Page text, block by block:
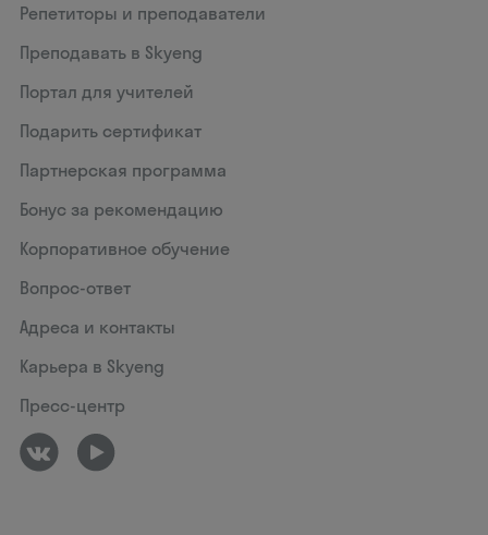
Репетиторы и преподаватели
Преподавать в Skyeng
Портал для учителей
Подарить сертификат
Партнерская программа
Бонус за рекомендацию
Корпоративное обучение
Вопрос-ответ
Адреса и контакты
Карьера в Skyeng
Пресс-центр